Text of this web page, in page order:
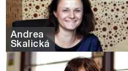
Andrea
Skalická